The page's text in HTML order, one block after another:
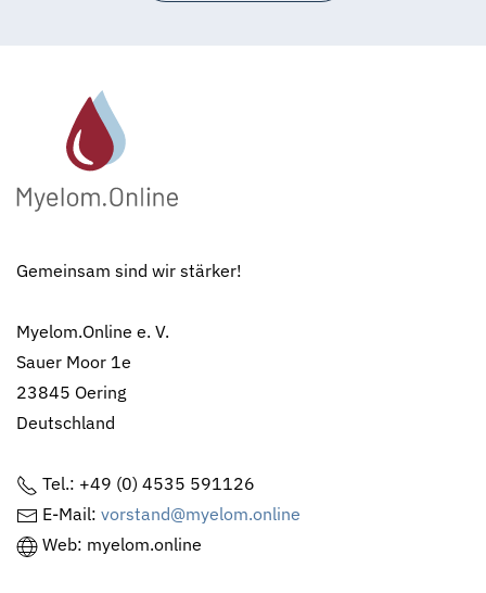
Gemeinsam sind wir stärker!
Myelom.Online e. V.
Sauer Moor 1e
23845 Oering
Deutschland
Tel.: +49 (0) 4535 591126
E-Mail: vorstand@myelom.online
Web: myelom.online